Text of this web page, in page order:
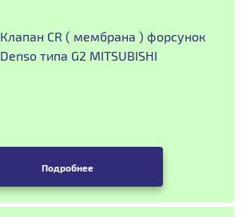
Клапан CR ( мембрана ) форсунок
Denso типа G2 MITSUBISHI
Подробнее